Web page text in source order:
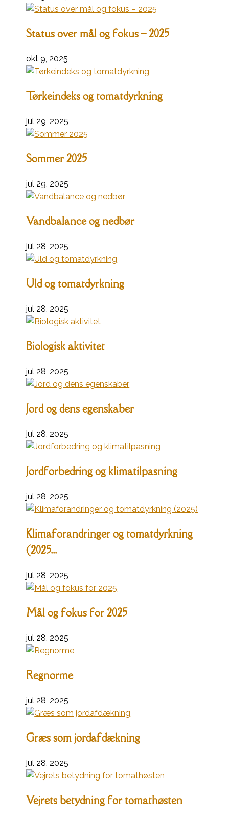
Status over mål og fokus – 2025
okt 9, 2025
Tørkeindeks og tomatdyrkning
jul 29, 2025
Sommer 2025
jul 29, 2025
Vandbalance og nedbør
jul 28, 2025
Uld og tomatdyrkning
jul 28, 2025
Biologisk aktivitet
jul 28, 2025
Jord og dens egenskaber
jul 28, 2025
Jordforbedring og klimatilpasning
jul 28, 2025
Klimaforandringer og tomatdyrkning
(2025...
jul 28, 2025
Mål og fokus for 2025
jul 28, 2025
Regnorme
jul 28, 2025
Græs som jordafdækning
jul 28, 2025
Vejrets betydning for tomathøsten